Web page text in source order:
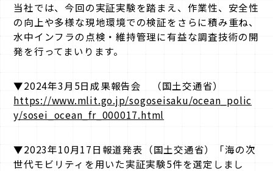
当社では、今回の実証実験を踏まえ、作業性、安全性
の向上や多様な現地環境での検証をさらに積み重ね、
水中インフラの点検・維持管理に有益な調査技術の開
発を行ってまいります。
▼2024年3月5日成果報告会 （国土交通省）
https://www.mlit.go.jp/sogoseisaku/ocean_polic
y/sosei_ocean_fr_000017.html
▼2023年10月17日報道発表（国土交通省）「海の次
世代モビリティを用いた実証実験5件を選定しまし